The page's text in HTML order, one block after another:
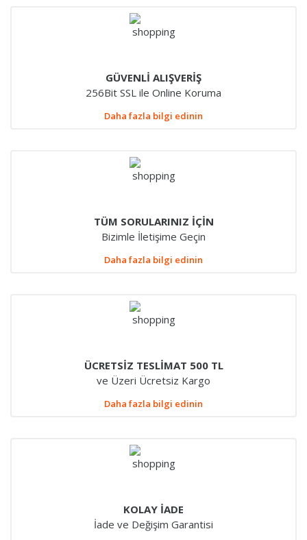
GÜVENLİ ALIŞVERİŞ
256Bit SSL ile Online Koruma
Daha fazla bilgi edinin
TÜM SORULARINIZ İÇİN
Bizimle İletişime Geçin
Daha fazla bilgi edinin
ÜCRETSİZ TESLİMAT 500 TL
ve Üzeri Ücretsiz Kargo
Daha fazla bilgi edinin
KOLAY İADE
İade ve Değişim Garantisi